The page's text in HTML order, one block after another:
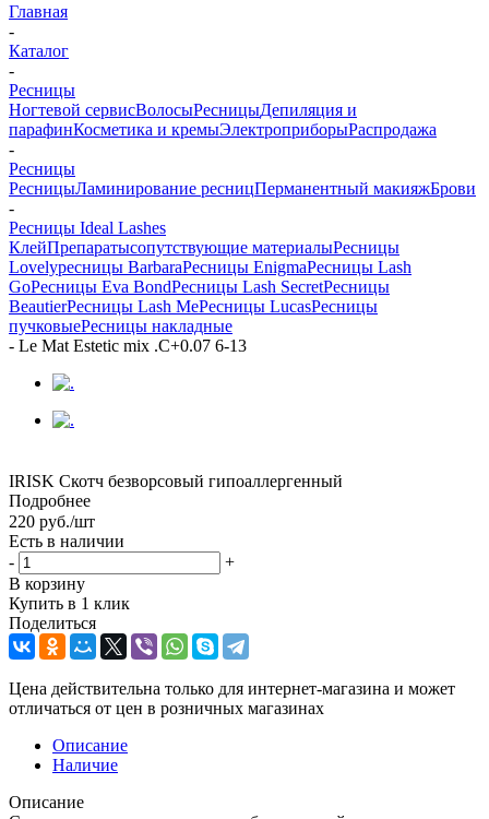
Главная
-
Каталог
-
Ресницы
Ногтевой сервисВолосыРесницыДепиляция и
парафинКосметика и кремыЭлектроприборыРаспродажа
-
Ресницы
РесницыЛаминирование ресницПерманентный макияжБрови
-
Ресницы Ideal Lashes
КлейПрепаратысопутствующие материалыРесницы
Lovelyресницы BarbaraРесницы EnigmaРесницы Lash
GoРесницы Eva BondРесницы Lash SecretРесницы
BeautierРесницы Lash MeРесницы LucasРесницы
пучковыеРесницы накладные
- Le Mat Estetic mix .C+0.07 6-13
IRISK Скотч безворсовый гипоаллергенный
Подробнее
220 руб./шт
Есть в наличии
-
+
В корзину
Купить в 1 клик
Поделиться
Цена действительна только для интернет-магазина и может
отличаться от цен в розничных магазинах
Описание
Наличие
Описание